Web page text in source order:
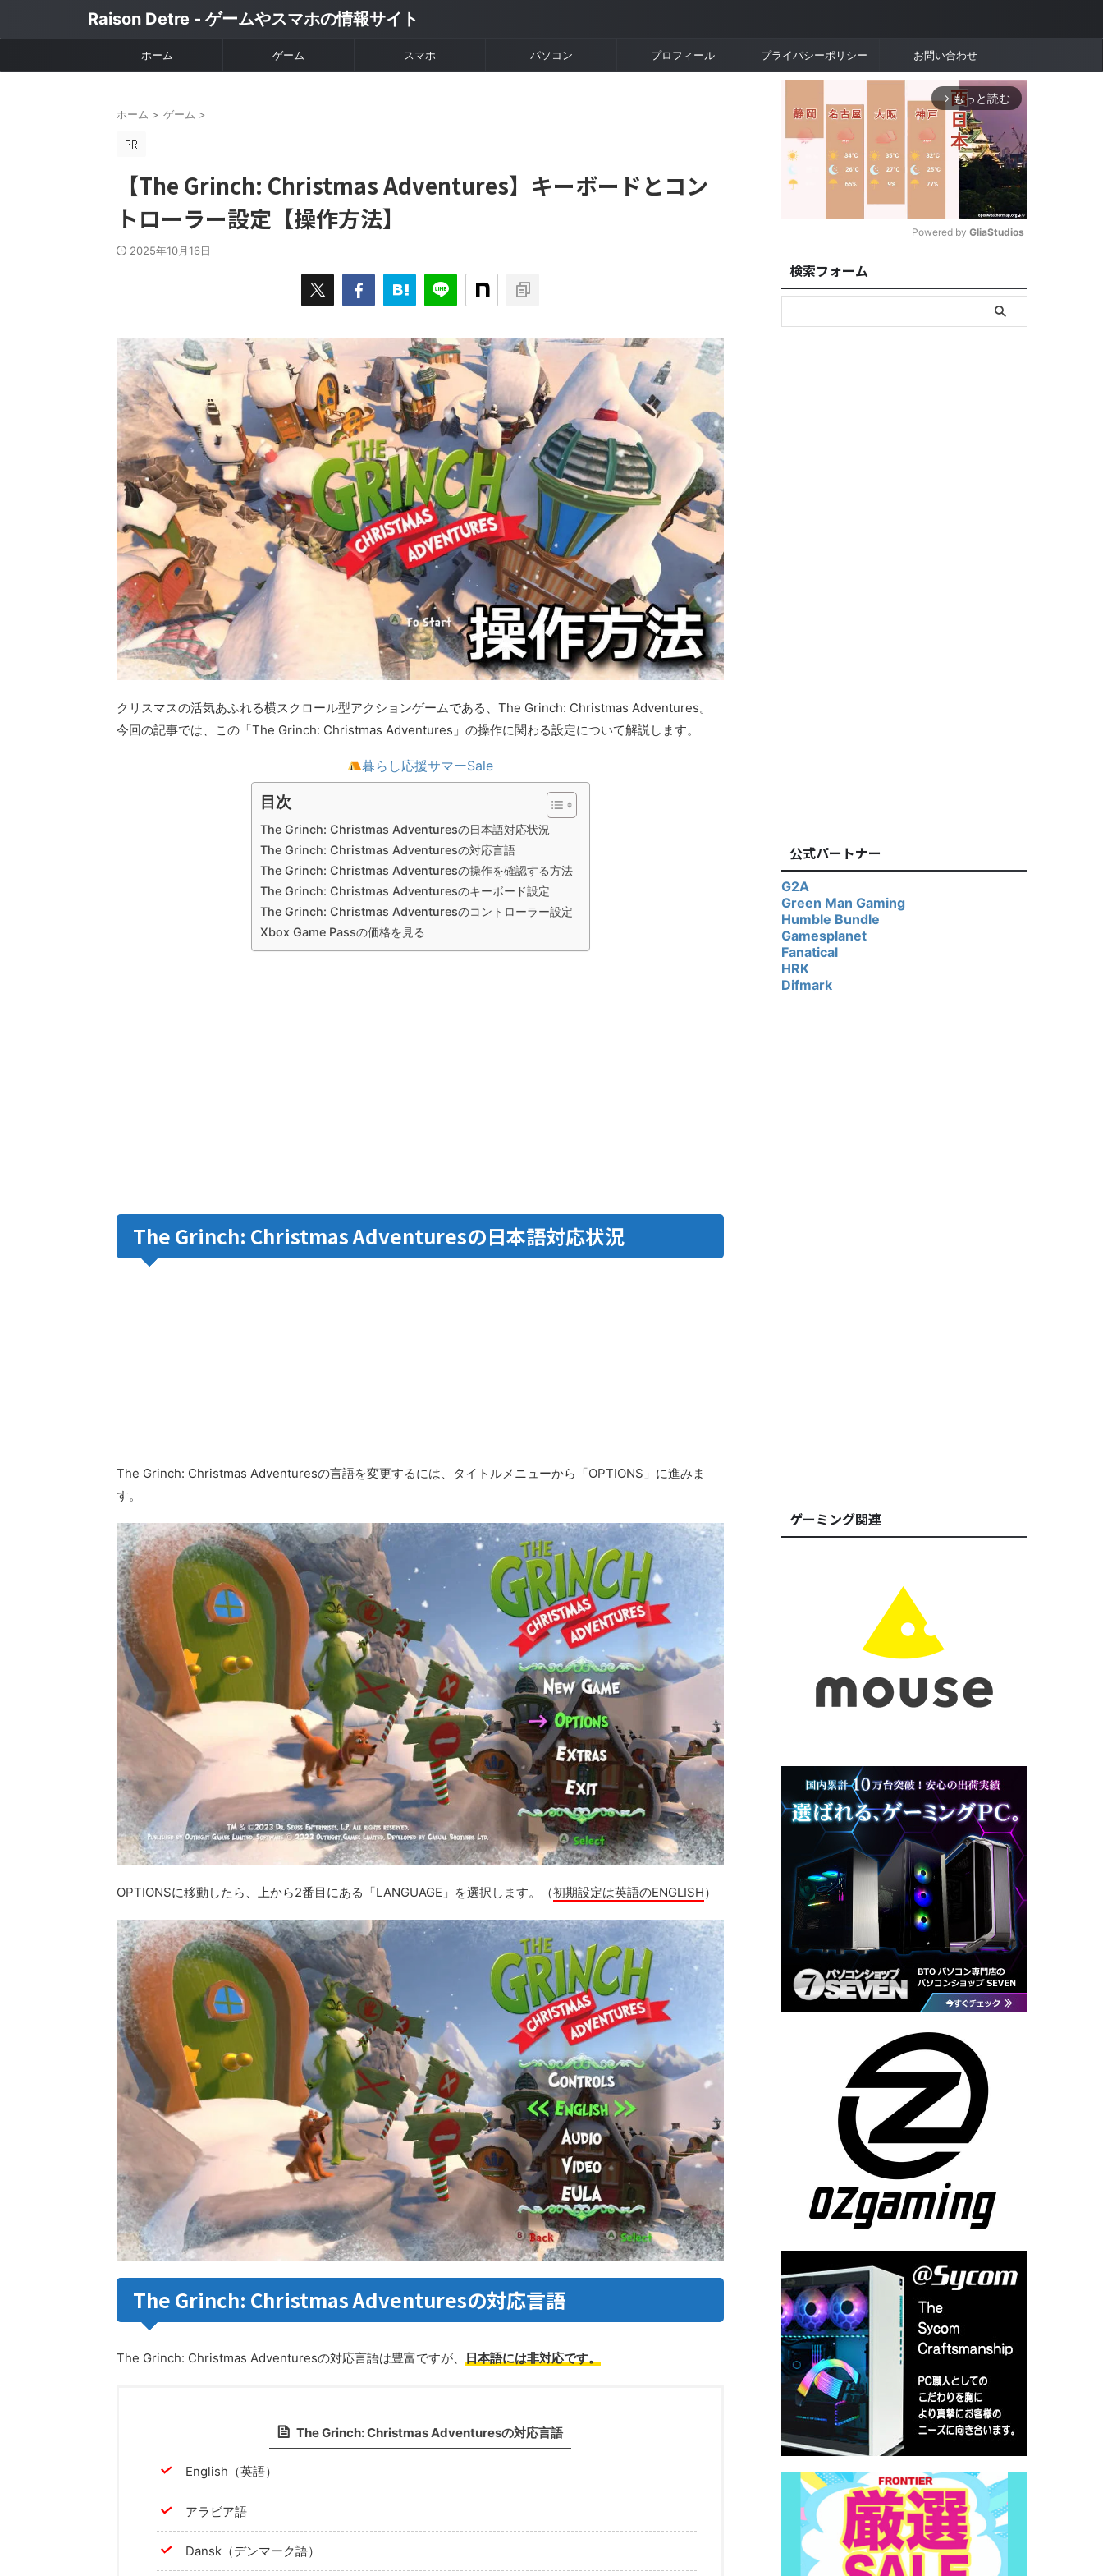
Raison Detre - ゲームやスマホの情報サイト
ホーム ゲーム スマホ パソコン プロフィール プライバシーポリシー お問い合わせ
ホーム > ゲーム >
【The Grinch: Christmas Adventures】キーボードとコン
トローラー設定【操作方法】
2025年10月16日
クリスマスの活気あふれる横スクロール型アクションゲームである、The Grinch: Christmas Adventures。
今回の記事では、この「The Grinch: Christmas Adventures」の操作に関わる設定について解説します。
暮らし応援サマーSale
目次
The Grinch: Christmas Adventuresの日本語対応状況
The Grinch: Christmas Adventuresの対応言語
The Grinch: Christmas Adventuresの操作を確認する方法
The Grinch: Christmas Adventuresのキーボード設定
The Grinch: Christmas Adventuresのコントローラー設定
Xbox Game Passの価格を見る
The Grinch: Christmas Adventuresの日本語対応状況
The Grinch: Christmas Adventuresの言語を変更するには、タイトルメニューから「OPTIONS」に進みま
す。
OPTIONSに移動したら、上から2番目にある「LANGUAGE」を選択します。（初期設定は英語のENGLISH）
The Grinch: Christmas Adventuresの対応言語
The Grinch: Christmas Adventuresの対応言語は豊富ですが、 日本語には非対応です。
The Grinch: Christmas Adventuresの対応言語
English（英語）
アラビア語
Dansk（デンマーク語）
arrow_forward_ios もっと読む
u
t
Powered by GliaStudios
検索フォーム
公式パートナー
G2A
Green Man Gaming
Humble Bundle
Gamesplanet
Fanatical
HRK
Difmark
ゲーミング関連